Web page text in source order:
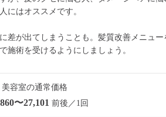
にはオススメです。
差が出てしまうことも。髪質改善メニュー
施術を受けるようにしましょう。
美容室の通常価格
〜27,101 前後／1回